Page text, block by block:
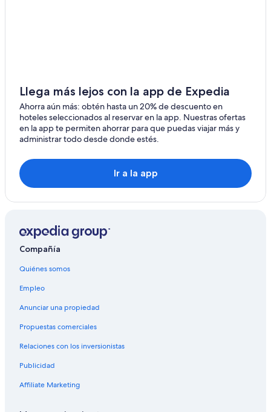
Llega más lejos con la app de Expedia
Ahorra aún más: obtén hasta un 20% de descuento en
hoteles seleccionados al reservar en la app. Nuestras ofertas
en la app te permiten ahorrar para que puedas viajar más y
administrar todo desde donde estés.
Ir a la app
Compañía
Quiénes somos
Empleo
Anunciar una propiedad
Propuestas comerciales
Relaciones con los inversionistas
Publicidad
Affiliate Marketing